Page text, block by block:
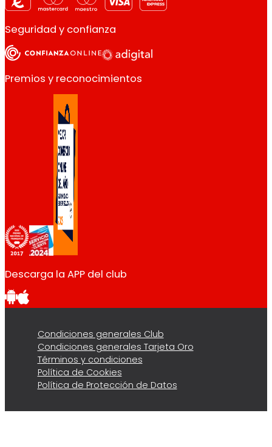
Seguridad y confianza
Premios y reconocimientos
Descarga la APP del club
Condiciones generales Club
Condiciones generales Tarjeta Oro
Términos y condiciones
Política de Cookies
Política de Protección de Datos